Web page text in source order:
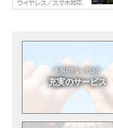
A-SLOTならではの
充実のサービス